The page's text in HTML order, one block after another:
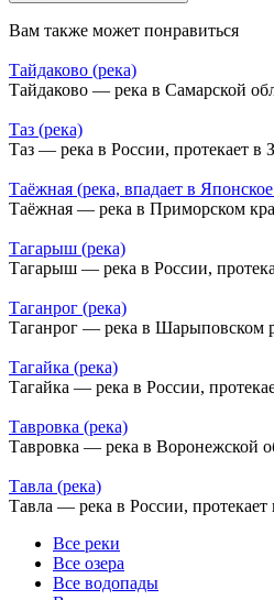
Вам также может понравиться
Тайдаково (река)
Тайдаково — река в Самарской
Таз (река)
Таз — река в России, протекает в
Таёжная (река, впадает в
Таёжная — река в Приморском
Тагарыш (река)
Тагарыш — река в России,
Таганрог (река)
Таганрог — река в Шарыповском
Тагайка (река)
Тагайка — река в России,
Тавровка (река)
Тавровка — река в Воронежской
Тавла (река)
Тавла — река в России, протекает
Все реки
Все озера
Все водопады